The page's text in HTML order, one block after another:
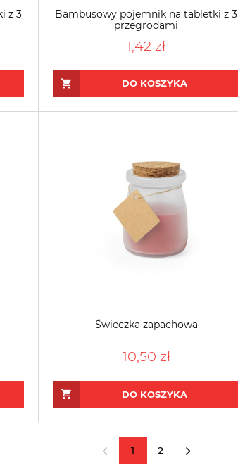
z 3
Bambusowy pojemnik na tabletki z 3
przegrodami
1,42 zł
DO KOSZYKA
Świeczka zapachowa
10,50 zł
DO KOSZYKA
1 2